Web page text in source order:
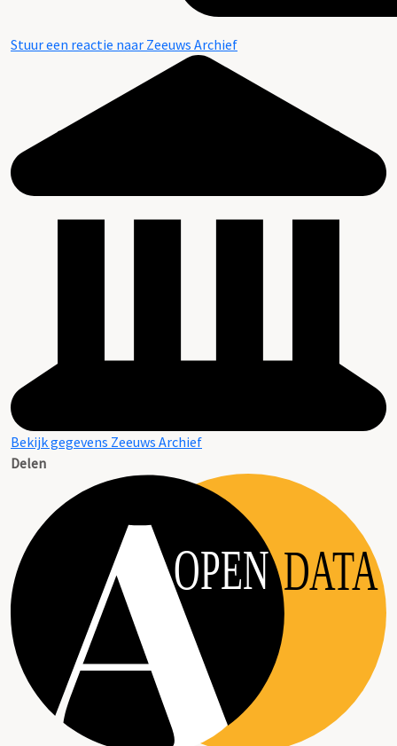
Stuur een reactie naar Zeeuws Archief
Bekijk gegevens Zeeuws Archief
Delen
OPEN DATA